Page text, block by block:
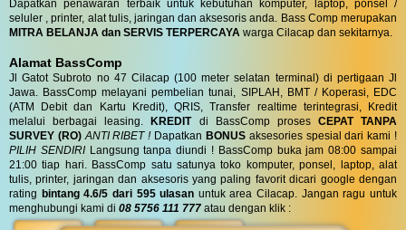
Dapatkan penawaran terbaik untuk kebutuhan komputer, laptop, ponsel /
seluler , printer, alat tulis, jaringan dan aksesoris anda. Bass Comp merupakan
MITRA BELANJA dan SERVIS TERPERCAYA warga Cilacap dan sekitarnya.
Alamat BassComp
Jl Gatot Subroto no 47 Cilacap (100 meter selatan terminal) di pertigaan Jl
Jawa. BassComp melayani pembelian tunai, SIPLAH, BMT / Koperasi, EDC
(ATM Debit dan Kartu Kredit), QRIS, Transfer realtime terintegrasi, Kredit
melalui berbagai leasing.KREDITdi BassComp proses CEPAT TANPA
SURVEY (RO) ANTI RIBET !Dapatkan BONUSaksesories spesial dari kami !
PILIH SENDIRILangsung tanpa diundi ! BassComp buka jam 08:00 sampai
21:00 tiap hari. BassComp satu satunya toko komputer, ponsel, laptop, alat
tulis, printer, jaringan dan aksesoris yang paling favorit dicari google dengan
rating bintang 4.6/5 dari 595 ulasan untuk area Cilacap. Jangan ragu untuk
menghubungi kami di 08 5756 111 777 atau dengan klik :